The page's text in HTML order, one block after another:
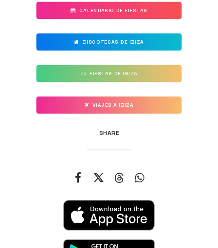
CALENDARIO DE FIESTAS
DISCOTECAS DE IBIZA
FIESTAS DE IBIZA
VIAJES A IBIZA
SHARE